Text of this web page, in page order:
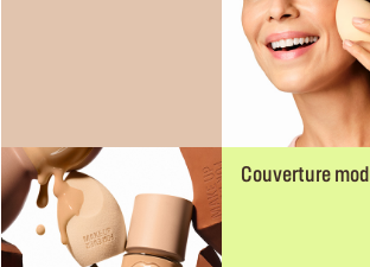
Couverture